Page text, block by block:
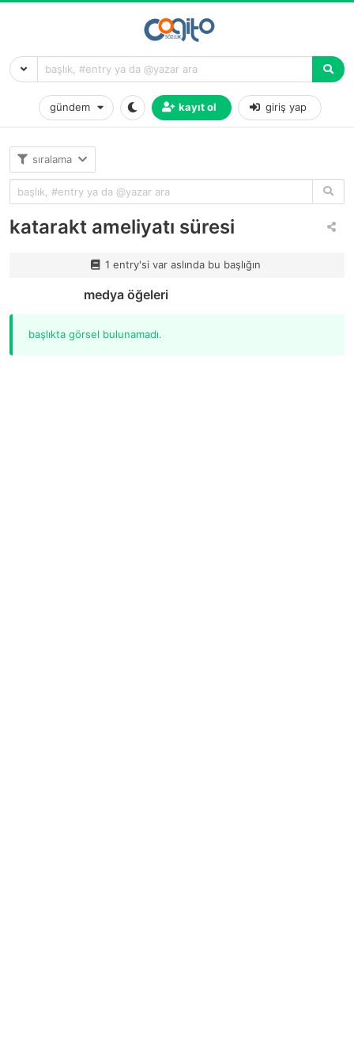
gündem kayıt ol giriş yap
sıralama
katarakt ameliyatı süresi
1 entry'si var aslında bu başlığın
medya öğeleri
başlıkta görsel bulunamadı.